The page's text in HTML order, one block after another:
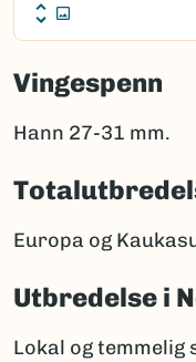
Vingespenn
Hann 27-31 mm.
Europa og
Utbredelse i
Lokal og